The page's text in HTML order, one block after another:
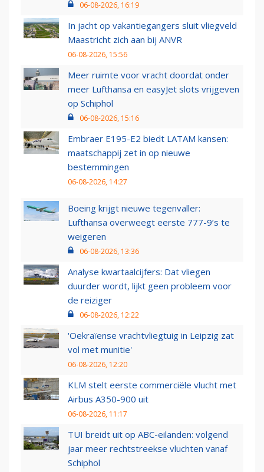
06-08-2026, 16:19
In jacht op vakantiegangers sluit vliegveld
Maastricht zich aan bij ANVR
06-08-2026, 15:56
Meer ruimte voor vracht doordat onder
meer Lufthansa en easyJet slots vrijgeven
op Schiphol
06-08-2026, 15:16
Embraer E195-E2 biedt LATAM kansen:
maatschappij zet in op nieuwe
bestemmingen
06-08-2026, 14:27
Boeing krijgt nieuwe tegenvaller:
Lufthansa overweegt eerste 777-9’s te
weigeren
06-08-2026, 13:36
Analyse kwartaalcijfers: Dat vliegen
duurder wordt, lijkt geen probleem voor
de reiziger
06-08-2026, 12:22
'Oekraïense vrachtvliegtuig in Leipzig zat
vol met munitie'
06-08-2026, 12:20
KLM stelt eerste commerciële vlucht met
Airbus A350-900 uit
06-08-2026, 11:17
TUI breidt uit op ABC-eilanden: volgend
jaar meer rechtstreekse vluchten vanaf
Schiphol